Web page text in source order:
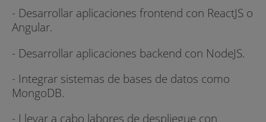
- Desarrollar aplicaciones frontend con ReactJS o
Angular.
- Desarrollar aplicaciones backend con NodeJS.
- Integrar sistemas de bases de datos como
MongoDB.
- Llevar a cabo labores de despliegue con